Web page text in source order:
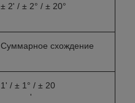
± 2' / ± 2° / ± 20°
Суммарное схождение
1' / ± 1° / ± 20
'